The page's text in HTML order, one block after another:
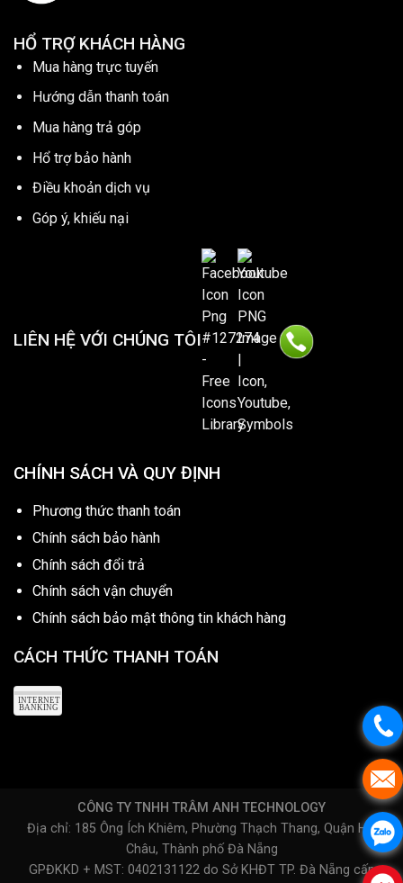
HỔ TRỢ KHÁCH HÀNG
Mua hàng trực tuyến
Hướng dẫn thanh toán
Mua hàng trả góp
Hổ trợ bảo hành
Điều khoản dịch vụ
Góp ý, khiếu nại
LIÊN HỆ VỚI CHÚNG TÔI
CHÍNH SÁCH VÀ QUY ĐỊNH
Phương thức thanh toán
Chính sách bảo hành
Chính sách đổi trả
Chính sách vận chuyển
Chính sách bảo mật thông tin khách hàng
CÁCH THỨC THANH TOÁN
CÔNG TY TNHH TRÂM ANH TECHNOLOGY
Địa chỉ: 185 Ông Ích Khiêm, Phường Thạch Thang, Quận Hải
Châu, Thành phố Đà Nẵng
GPĐKKD + MST: 0402131122 do Sở KHĐT TP. Đà Nẵng cấp